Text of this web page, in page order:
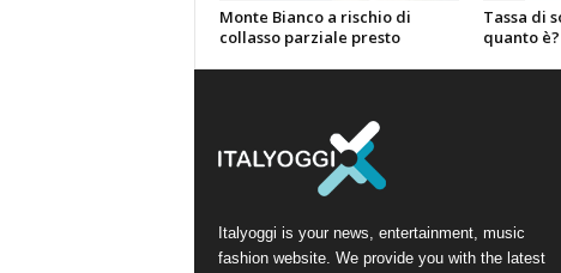
Monte Bianco a rischio di
collasso parziale presto
Tassa di
quanto
Italyoggi is your news, entertainment, music
fashion website. We provide you with the latest